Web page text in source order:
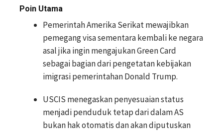
Poin Utama
Pemerintah Amerika Serikat mewajibkan
pemegang visa sementara kembali ke negara
asal jika ingin mengajukan Green Card
sebagai bagian dari pengetatan kebijakan
imigrasi pemerintahan Donald Trump.
USCIS menegaskan penyesuaian status
menjadi penduduk tetap dari dalam AS
bukan hak otomatis dan akan diputuskan